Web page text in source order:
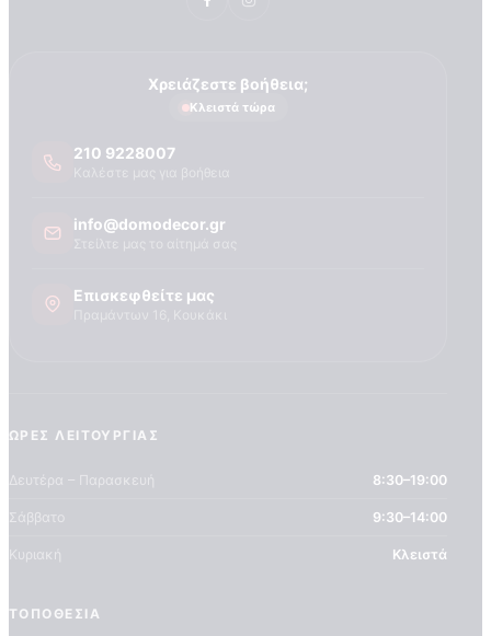
Χρειάζεστε βοήθεια;
Κλειστά τώρα
210 9228007
info@domodecor.gr
Επισκεφθείτε μας
ΏΡΕΣ ΛΕΙΤΟΥΡΓΊΑΣ
Δευτέρα – Παρασκευή 8:30–19:00
Σάββατο 9:30–14:00
Κυριακή Κλειστά
ΤΟΠΟΘΕΣΊΑ